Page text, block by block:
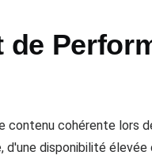
contenu cohérente lors
d'une disponibilité